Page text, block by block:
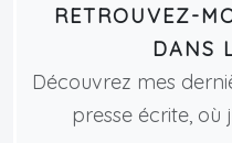
RETROUVEZ-
DANS
Découvrez mes
presse écrite, où